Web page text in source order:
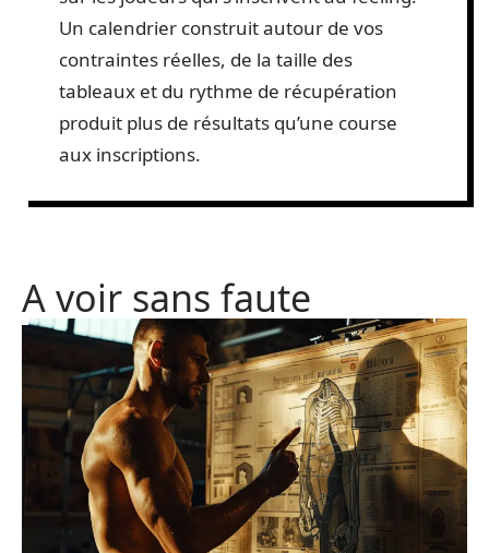
Un calendrier construit autour de vos
contraintes réelles, de la taille des
tableaux et du rythme de récupération
produit plus de résultats qu’une course
aux inscriptions.
A voir sans faute